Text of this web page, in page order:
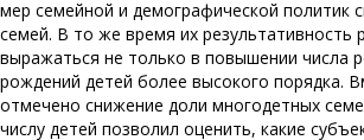
мер семейной и демографической политик
семей. В то же время их результативность
выражаться не только в повышении числа
рождений детей более высокого порядка.
отмечено снижение доли многодетных
числу детей позволил оценить, какие